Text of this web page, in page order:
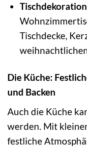
Tischdecke,
Die Küche:
und Backen
Auch die Küche
werden. Mit
festliche